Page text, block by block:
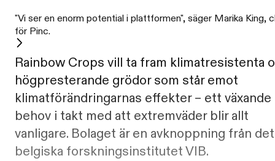
"Vi ser en enorm potential i plattformen", säger Marika King,
för Pinc.
Rainbow Crops vill ta fram klimatresistenta
högpresterande grödor som står emot
klimatförändringarnas effekter – ett växande
behov i takt med att extremväder blir allt
vanligare. Bolaget är en avknoppning från det
belgiska forskningsinstitutet VIB.